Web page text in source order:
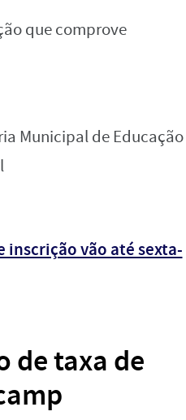
que comprove
Municipal de Educação
inscrição vão até sexta-
de taxa de